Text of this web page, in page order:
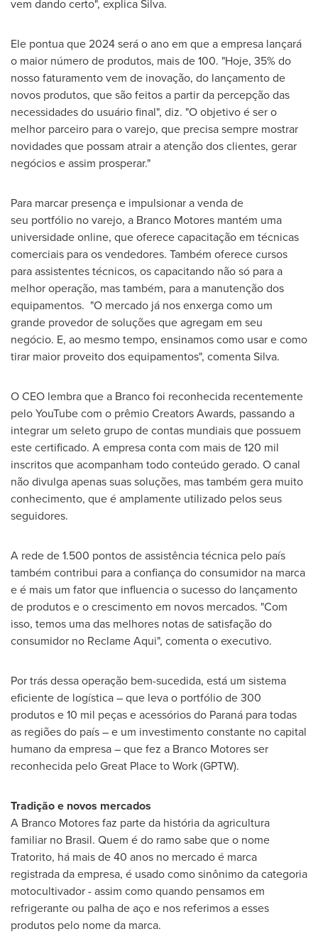
vem dando certo", explica Silva.
Ele pontua que 2024 será o ano em que a empresa lançará
o maior número de produtos, mais de 100. "Hoje, 35% do
nosso faturamento vem de inovação, do lançamento de
novos produtos, que são feitos a partir da percepção das
necessidades do usuário final", diz. "O objetivo é ser o
melhor parceiro para o varejo, que precisa sempre mostrar
novidades que possam atrair a atenção dos clientes, gerar
negócios e assim prosperar."
Para marcar presença e impulsionar a venda de
seu portfólio no varejo, a Branco Motores mantém uma
universidade online, que oferece capacitação em técnicas
comerciais para os vendedores. Também oferece cursos
para assistentes técnicos, os capacitando não só para a
melhor operação, mas também, para a manutenção dos
equipamentos. "O mercado já nos enxerga como um
grande provedor de soluções que agregam em seu
negócio. E, ao mesmo tempo, ensinamos como usar e como
tirar maior proveito dos equipamentos", comenta Silva.
O CEO lembra que a Branco foi reconhecida recentemente
pelo YouTube com o prêmio Creators Awards, passando a
integrar um seleto grupo de contas mundiais que possuem
este certificado. A empresa conta com mais de 120 mil
inscritos que acompanham todo conteúdo gerado. O canal
não divulga apenas suas soluções, mas também gera muito
conhecimento, que é amplamente utilizado pelos seus
seguidores.
A rede de 1.500 pontos de assistência técnica pelo país
também contribui para a confiança do consumidor na marca
e é mais um fator que influencia o sucesso do lançamento
de produtos e o crescimento em novos mercados. "Com
isso, temos uma das melhores notas de satisfação do
consumidor no Reclame Aqui", comenta o executivo.
Por trás dessa operação bem-sucedida, está um sistema
eficiente de logística – que leva o portfólio de 300
produtos e 10 mil peças e acessórios do Paraná para todas
as regiões do país – e um investimento constante no capital
humano da empresa – que fez a Branco Motores ser
reconhecida pelo Great Place to Work (GPTW).
Tradição e novos mercados
A Branco Motores faz parte da história da agricultura
familiar no Brasil. Quem é do ramo sabe que o nome
Tratorito, há mais de 40 anos no mercado é marca
registrada da empresa, é usado como sinônimo da categoria
motocultivador - assim como quando pensamos em
refrigerante ou palha de aço e nos referimos a esses
produtos pelo nome da marca.